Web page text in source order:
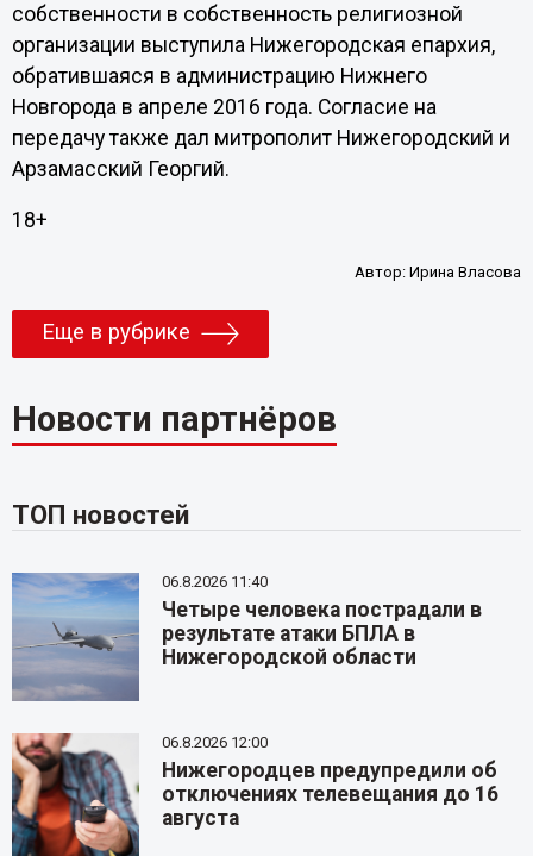
собственности в собственность религиозной
организации выступила Нижегородская епархия,
обратившаяся в администрацию Нижнего
Новгорода в апреле 2016 года. Согласие на
передачу также дал митрополит Нижегородский и
Арзамасский Георгий.
18+
Автор:Ирина Власова
Еще в рубрике
Новости партнёров
ТОП новостей
06.8.2026 11:40
Четыре человека пострадали в
результате атаки БПЛА в
Нижегородской области
06.8.2026 12:00
Нижегородцев предупредили об
отключениях телевещания до 16
августа